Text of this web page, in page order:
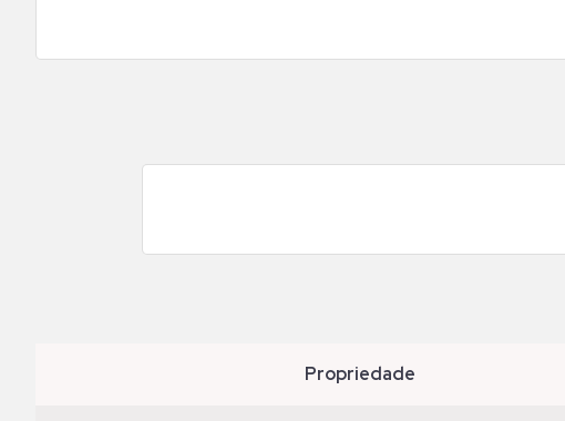
propriedade